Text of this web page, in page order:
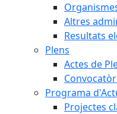
Altres
Resultats
Plens
Actes de
Programa
Projectes